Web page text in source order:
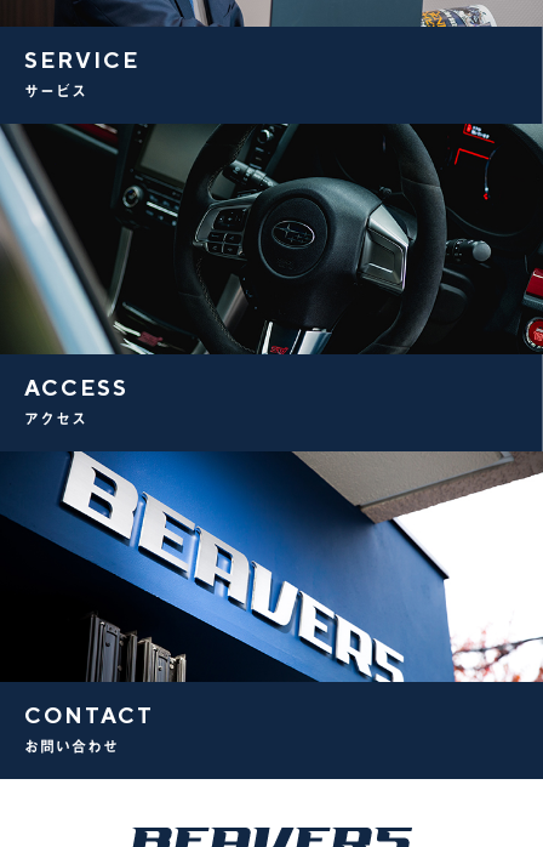
SERVICE
サービス
ACCESS
アクセス
CONTACT
お問い合わせ